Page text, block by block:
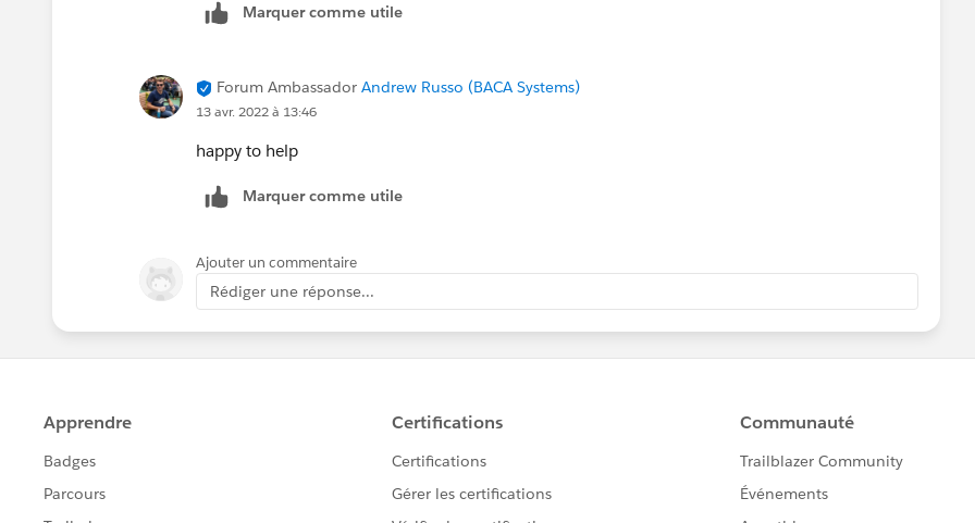
https://www.creationtech.com/covid19-response/
Marquer comme utile
Forum Ambassador Andrew Russo (BACA Systems)
13 avr. 2022 à 13:46
happy to help
Marquer comme utile
Ajouter un commentaire
Rédiger une réponse...